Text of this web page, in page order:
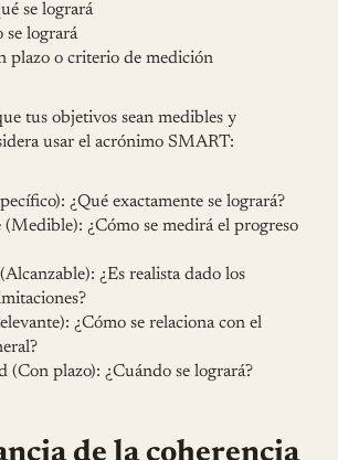
se logrará
se logrará
plazo o criterio de medición
tus objetivos sean medibles y
usar el acrónimo SMART:
¿Qué exactamente se logrará?
(Medible): ¿Cómo se medirá el progreso
¿Es realista dado los
¿Cómo se relaciona con el
(Con plazo): ¿Cuándo se logrará?
de la coherencia